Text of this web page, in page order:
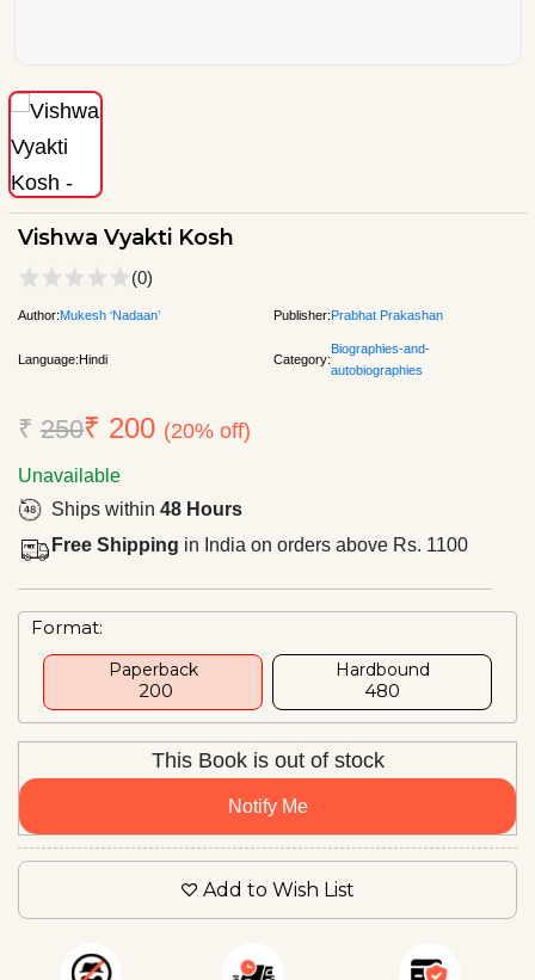
Vishwa Vyakti Kosh
(0)
Author:Mukesh ‘Nadaan’ Publisher:Prabhat Prakashan
Language:Hindi Category:
Biographies-and-
autobiographies
₹ 250₹ 200 (20% off)
Unavailable
Ships within 48 Hours
Free Shipping in India on orders above Rs. 1100
Format:
Paperback
₹ 200
Hardbound
₹480
This Book is out of stock
Notify Me
Add to Wish List